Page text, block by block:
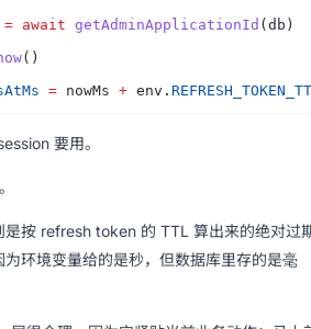
= await getAdminApplicationId (db)
()
= nowMs + env.
要用。
是按 refresh token 的 TTL 算出来的绝对过
为环境变量给的是秒，但数据库里存的是毫